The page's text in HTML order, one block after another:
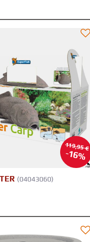
119,95 €
16%
(04043060)